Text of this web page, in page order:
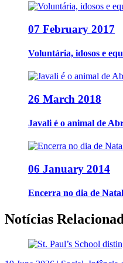
07 February 2017
Voluntária, idosos e
26 March 2018
Javali é o animal de
06 January 2014
Encerra no dia de Natal
Notícias